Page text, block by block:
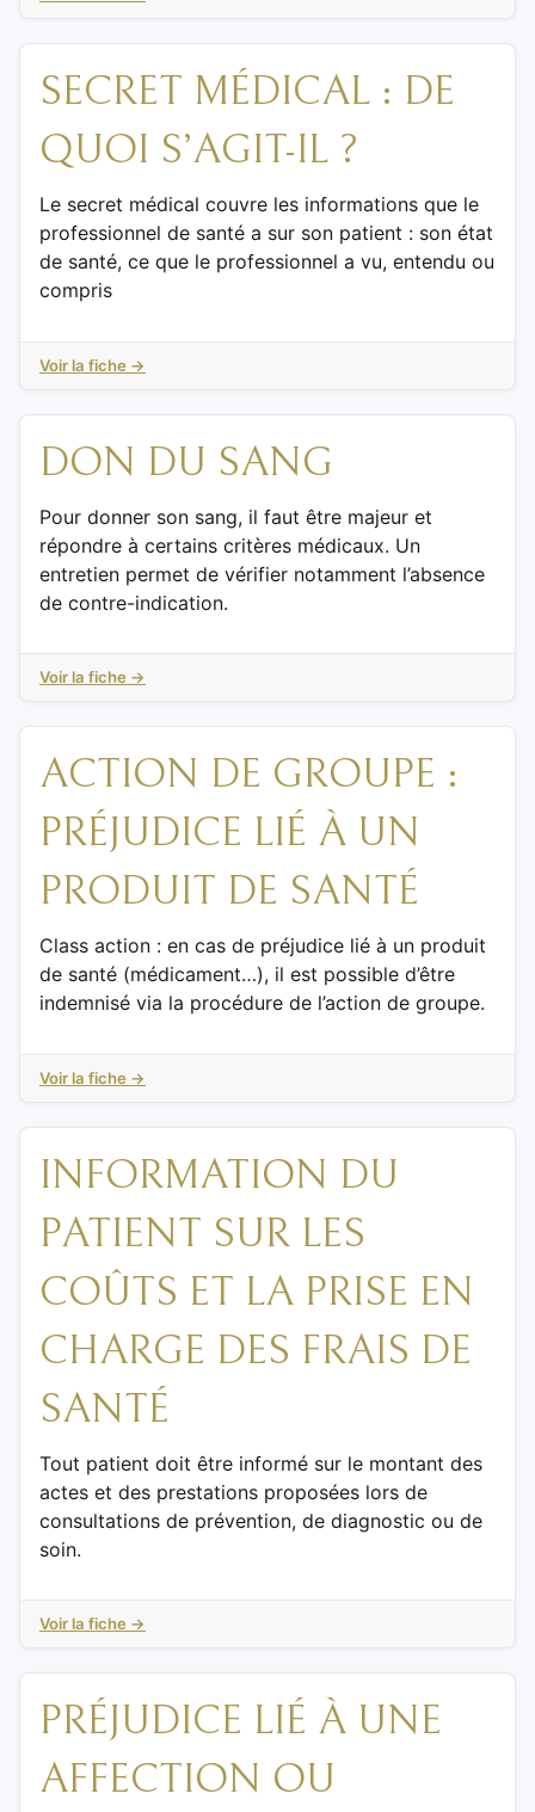
SECRET MÉDICAL : DE
QUOI S’AGIT-IL ?
Le secret médical couvre les informations que le
professionnel de santé a sur son patient : son état
de santé, ce que le professionnel a vu, entendu ou
compris
Voir la fiche →
DON DU SANG
Pour donner son sang, il faut être majeur et
répondre à certains critères médicaux. Un
entretien permet de vérifier notamment l’absence
de contre-indication.
Voir la fiche →
ACTION DE GROUPE :
PRÉJUDICE LIÉ À UN
PRODUIT DE SANTÉ
Class action : en cas de préjudice lié à un produit
de santé (médicament…), il est possible d’être
indemnisé via la procédure de l’action de groupe.
Voir la fiche →
INFORMATION DU
PATIENT SUR LES
COÛTS ET LA PRISE EN
CHARGE DES FRAIS DE
SANTÉ
Tout patient doit être informé sur le montant des
actes et des prestations proposées lors de
consultations de prévention, de diagnostic ou de
soin.
Voir la fiche →
PRÉJUDICE LIÉ À UNE
AFFECTION OU